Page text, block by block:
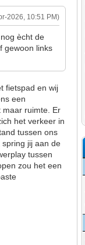
2026, 10:51 PM)
ècht de
gewoon links
fietspad en wij
een
maar ruimte. Er
het verkeer in
tussen ons
jij aan de
tussen
zou het een